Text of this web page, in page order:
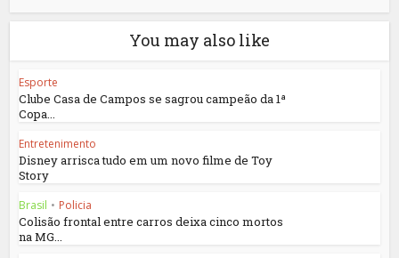
You may also like
Esporte
Clube Casa de Campos se sagrou campeão da 1ª
Copa...
Entretenimento
Disney arrisca tudo em um novo filme de Toy
Story
Brasil • Policia
Colisão frontal entre carros deixa cinco mortos
na MG...